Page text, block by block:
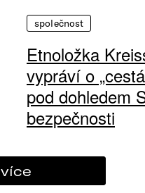
společnost
Etnoložka
vypráví o
pod dohledem
bezpečnosti
více